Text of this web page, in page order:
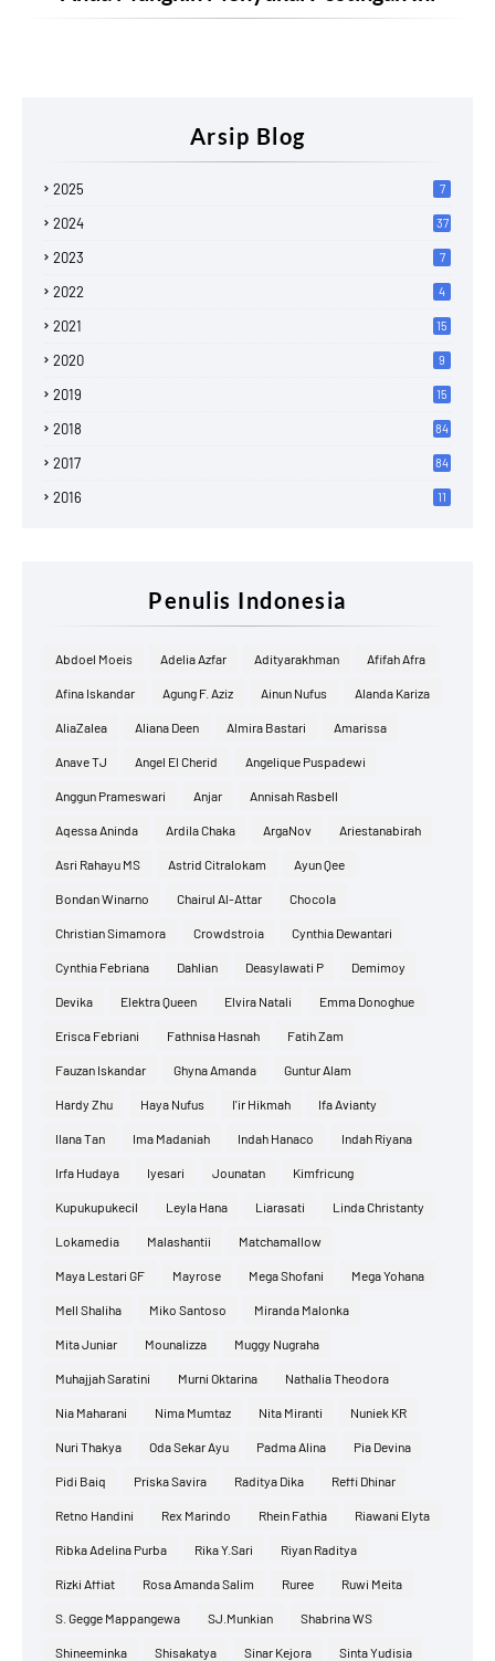
Arsip Blog
2025 7
2024 37
2023 7
2022 4
2021 15
2020 9
2019 15
2018 84
2017 84
2016 11
Penulis Indonesia
Abdoel Moeis Adelia Azfar Adityarakhman Afifah Afra
Afina Iskandar Agung F. Aziz Ainun Nufus Alanda Kariza
AliaZalea Aliana Deen Almira Bastari Amarissa
Anave TJ Angel El Cherid Angelique Puspadewi
Anggun Prameswari Anjar Annisah Rasbell
Aqessa Aninda Ardila Chaka ArgaNov Ariestanabirah
Asri Rahayu MS Astrid Citralokam Ayun Qee
Bondan Winarno Chairul Al-Attar Chocola
Christian Simamora Crowdstroia Cynthia Dewantari
Cynthia Febriana Dahlian Deasylawati P Demimoy
Devika Elektra Queen Elvira Natali Emma Donoghue
Erisca Febriani Fathnisa Hasnah Fatih Zam
Fauzan Iskandar Ghyna Amanda Guntur Alam
Hardy Zhu Haya Nufus I'ir Hikmah Ifa Avianty
Ilana Tan Ima Madaniah Indah Hanaco Indah Riyana
Irfa Hudaya Iyesari Jounatan Kimfricung
Kupukupukecil Leyla Hana Liarasati Linda Christanty
Lokamedia Malashantii Matchamallow
Maya Lestari GF Mayrose Mega Shofani Mega Yohana
Mell Shaliha Miko Santoso Miranda Malonka
Mita Juniar Mounalizza Muggy Nugraha
Muhajjah Saratini Murni Oktarina Nathalia Theodora
Nia Maharani Nima Mumtaz Nita Miranti Nuniek KR
Nuri Thakya Oda Sekar Ayu Padma Alina Pia Devina
Pidi Baiq Priska Savira Raditya Dika Reffi Dhinar
Retno Handini Rex Marindo Rhein Fathia Riawani Elyta
Ribka Adelina Purba Rika Y.Sari Riyan Raditya
Rizki Affiat Rosa Amanda Salim Ruree Ruwi Meita
S. Gegge Mappangewa SJ.Munkian Shabrina WS
Shineeminka Shisakatya Sinar Kejora Sinta Yudisia